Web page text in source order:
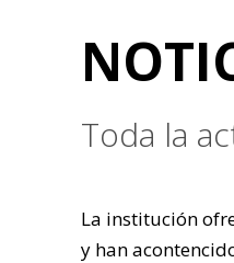
Toda la
La institución
y han